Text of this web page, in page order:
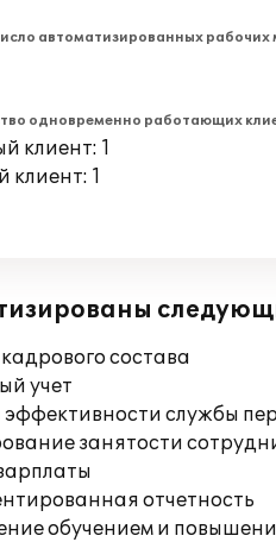
автоматизированных рабочих
одновременно работающих
клиент: 1
клиент: 1
состава
учет
службы
занятости
отчетность
обучением и